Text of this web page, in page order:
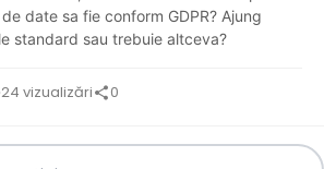
date sa fie conform GDPR? Ajung
standard sau trebuie altceva?
24 vizualizărishare0